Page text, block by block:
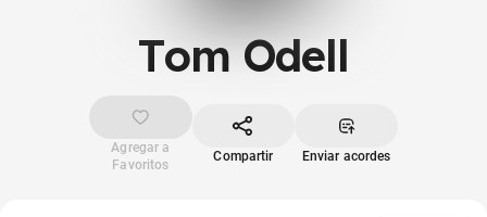
Tom Odell
Agregar a
Favoritos
Compartir Enviar acordes